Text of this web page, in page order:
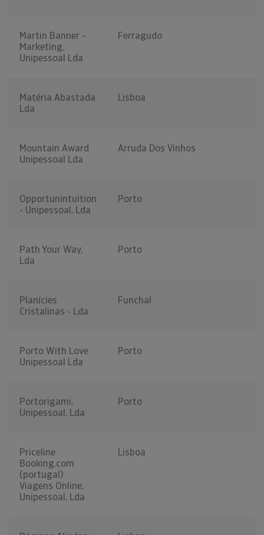
Martin Banner -
Marketing,
Unipessoal Lda
Ferragudo
Matéria Abastada
Lda
Lisboa
Mountain Award
Unipessoal Lda
Arruda Dos Vinhos
Opportunintuition
- Unipessoal, Lda
Porto
Path Your Way,
Lda
Porto
Planícies
Cristalinas - Lda
Funchal
Porto With Love
Unipessoal Lda
Porto
Portorigami,
Unipessoal, Lda
Porto
Priceline
Booking.com
(portugal)
Viagens Online,
Unipessoal, Lda
Lisboa